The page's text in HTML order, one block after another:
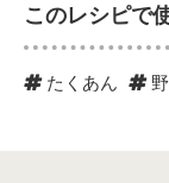
このレシピで
たくあん 野